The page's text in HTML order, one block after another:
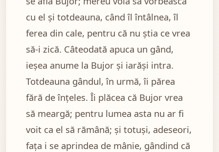
cu el și totdeauna, când îl întâlnea, îl
ferea din cale, pentru că nu știa ce vrea
să-i zică. Câteodată apuca un gând,
ieșea anume la Bujor și iarăși intra.
Totdeauna gândul, în urmă, îi părea
fără de înțeles. Îi plăcea că Bujor vrea
să meargă; pentru lumea asta nu ar fi
voit ca el să rămână; și totuși, adeseori,
fața i se aprindea de mânie, gândind că